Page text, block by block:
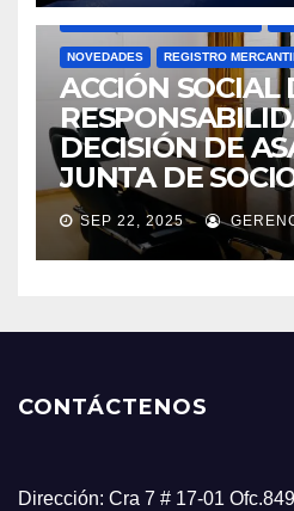
NOVEDADES REGISTRO
ACCIÓN SOCIAL
DECISIÓN DE
JUNTA DE
SEP 22, 2025
CONTÁCTENOS
Dirección: Cra 7 # 17-01 Ofc.849